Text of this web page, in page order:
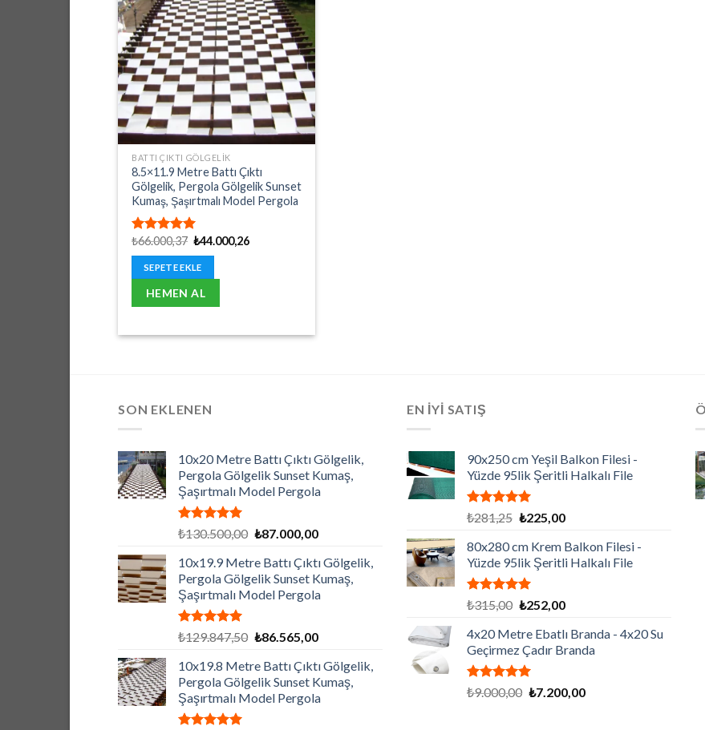
BATTI ÇIKTI GÖLGELIK
8.5×11.9 Metre Battı Çıktı
Gölgelik, Pergola Gölgelik Sunset
Kumaş, Şaşırtmalı Model Pergola
5 üzerinden
5.00oy
aldı
₺66.000,37 Orijinal
₺66.000,37.
₺44.000,26Şu
SEPETE EKLE
HEMEN AL
SON EKLENEN
10x20 Metre Battı Çıktı Gölgelik,
Pergola Gölgelik Sunset Kumaş,
Şaşırtmalı Model Pergola
5 üzerinden
aldı
₺130.500,00 Orijinal
₺130.500,00.
₺87.000,00Şu
fiyat:
₺87.000,00.
10x19.9 Metre Battı Çıktı Gölgelik,
Pergola Gölgelik Sunset Kumaş,
Şaşırtmalı Model Pergola
5 üzerinden
aldı
₺129.847,50 Orijinal
₺129.847,50.
₺86.565,00Şu
fiyat:
₺86.565,00.
10x19.8 Metre Battı Çıktı Gölgelik,
Pergola Gölgelik Sunset Kumaş,
Şaşırtmalı Model Pergola
EN İYİ SATIŞ
90x250 cm Yeşil Balkon Filesi -
Yüzde 95lik Şeritli Halkalı File
5 üzerinden
oy
aldı
₺281,25 Orijinal
₺281,25.
₺225,00Şu
fiyat:
₺225,00.
80x280 cm Krem Balkon Filesi -
Yüzde 95lik Şeritli Halkalı File
5 üzerinden
oy
aldı
₺315,00 Orijinal
₺315,00.
₺252,00Şu
fiyat:
₺252,00.
4x20 Metre Ebatlı Branda - 4x20 Su
Geçirmez Çadır Branda
5 üzerinden
oy
₺9.000,00 Orijinal
₺7.200,00Şu